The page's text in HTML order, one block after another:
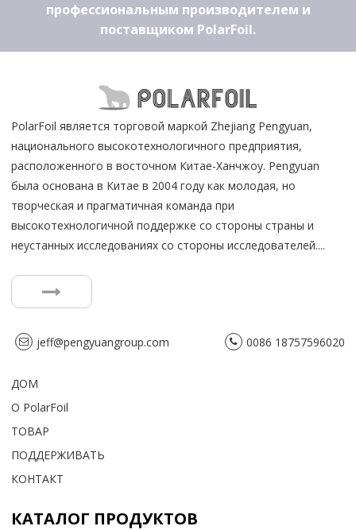
профессиональным производителем и
поставщиком PolarFoil.
PolarFoil является торговой маркой Zhejiang Pengyuan,
национального высокотехнологичного предприятия,
расположенного в восточном Китае-Ханчжоу. Pengyuan
была основана в Китае в 2004 году как молодая, но
творческая и прагматичная команда при
высокотехнологичной поддержке со стороны страны и
неустанных исследованиях со стороны исследователей....
jeff@pengyuangroup.com 0086 18757596020
ДОМ
О PolarFoil
ТОВАР
ПОДДЕРЖИВАТЬ
КОНТАКТ
КАТАЛОГ ПРОДУКТОВ